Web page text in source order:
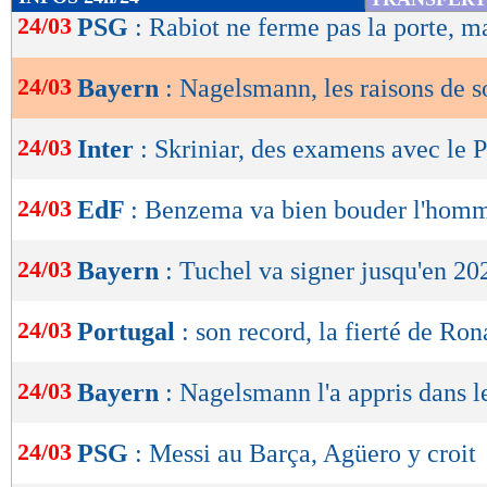
de
OK
24/03 PSG : Rabiot ne ferme pas la porte,
24/03 Bayern : Nagelsmann, les raisons de
24/03 Inter : Skriniar, des examens avec le
24/03 EdF : Benzema va bien bouder
24/03 Bayern : Tuchel va signer jusqu'en
24/03 Portugal : son record, la fierté de
24/03 Bayern : Nagelsmann l'a appris dans
24/03 PSG : Messi au Barça, Agüero y croit